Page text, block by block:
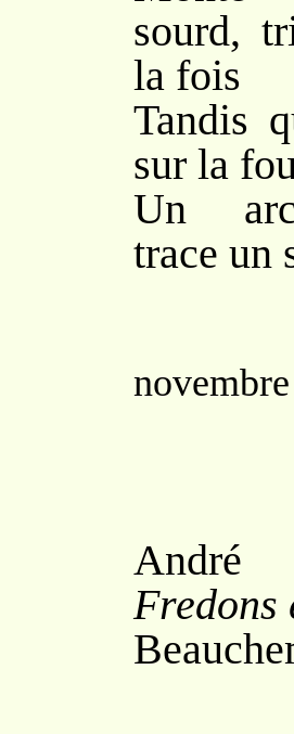
sourd,
la fois
Tandis
sur la
Un
trace un
Fredons